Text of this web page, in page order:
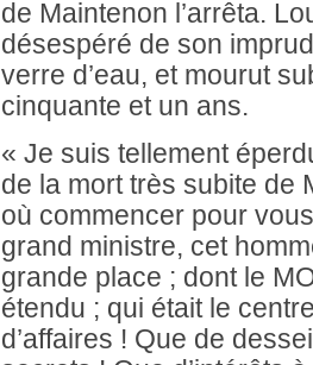
de Maintenon l’arrêta.
désespéré de son
verre d’eau, et mourut
cinquante et un ans.
« Je suis tellement
de la mort très subite de
où commencer pour
grand ministre, cet
grande place ; dont le
étendu ; qui était le
d’affaires ! Que de